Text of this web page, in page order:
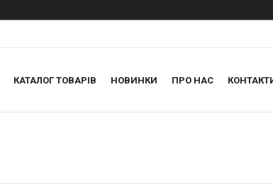
КАТАЛОГ ТОВАРІВ НОВИНКИ ПРО НАС